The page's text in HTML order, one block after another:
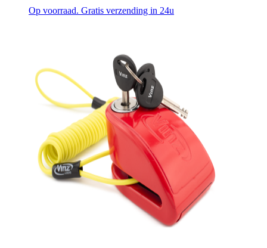
Op voorraad. Gratis verzending in 24u